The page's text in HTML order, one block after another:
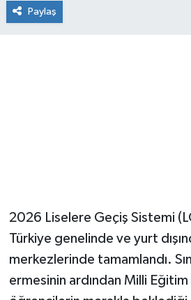
Paylaş
2026 Liselere Geçiş Sistemi
Türkiye genelinde ve yurt
merkezlerinde tamamlandı.
ermesinin ardından Milli Eğitim